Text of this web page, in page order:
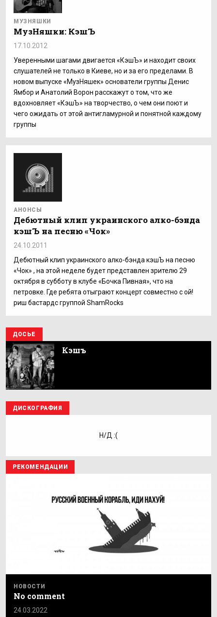
МУЗНЯШКИ
МузНяшки: КэшЪ
17.10.2012
Уверенными шагами двигается «КэшЪ» и находит своих
слушателей не только в Киеве, но и за его пределами. В
новом выпуске «МузНяшек» основатели группы Денис
Ямбор и Анатолий Ворон расскажут о том, что же
вдохновляет «КэшЪ» на творчество, о чем они поют и
чего ожидать от этой антигламурной и понятной каждому
группы
АНОНСЫ
Дебютный клип украинского алко-бэнда
кэшЪ на песню «Чок»
24.10.2011
Дебютный клип украинского алко-бэнда кэшЪ на песню
«Чок» , на этой неделе будет представлен зрителю 29
октября в субботу в клубе «Бочка Пивная», что на
петровке. Где ребята отыграют концерт совместно с ой!
риш бастардс группой ShamRocks
ДОСЬЕ
Кэшъ
ДИСКОГРАФИЯ
Н/Д :(
РЕКОМЕНДАЦИИ
НОВОСТИ
No comment
24.03.2022